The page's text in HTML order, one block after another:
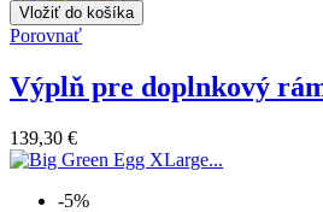
Vložiť do košíka
Porovnať
Výplň pre doplnkový
139,30 €
-5%